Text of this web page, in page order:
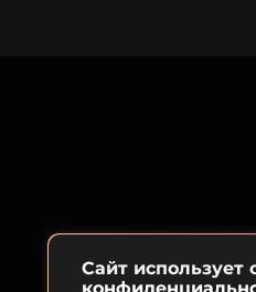
Сайт